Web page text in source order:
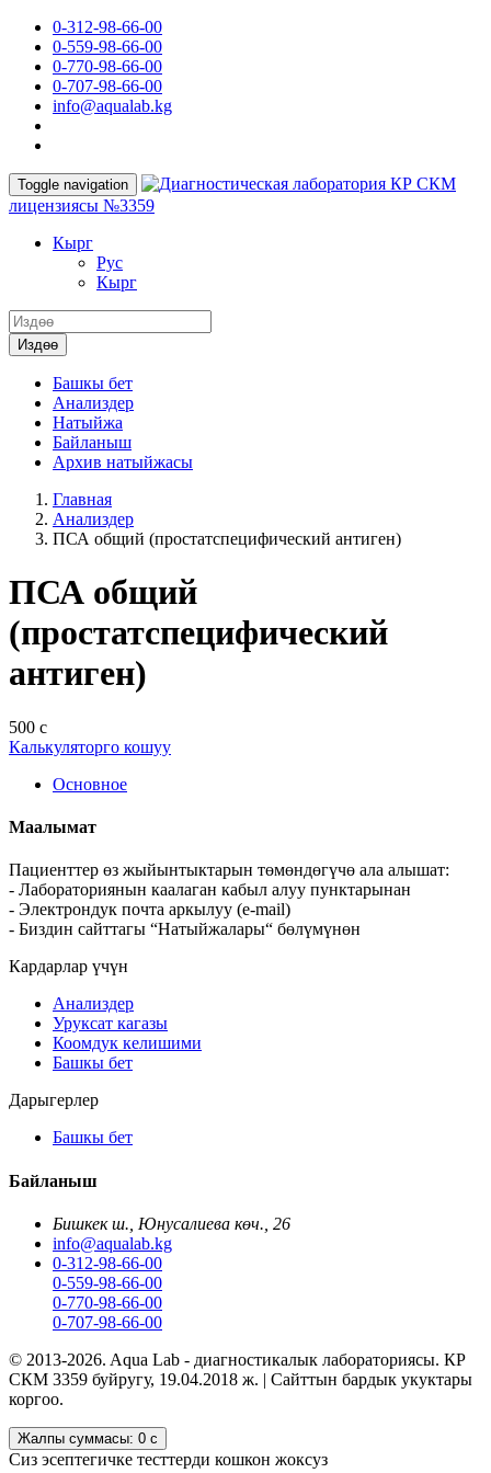
0-312-98-66-00
0-559-98-66-00
0-770-98-66-00
0-707-98-66-00
info@aqualab.kg
Toggle navigation
КР СКМ
лицензиясы №3359
Кырг
Руc
Кырг
Издөө
Башкы бет
Анализдер
Натыйжа
Байланыш
Архив натыйжасы
Главная
Анализдер
ПСА общий (простатспецифический антиген)
ПСА общий
(простатспецифический
антиген)
500 с
Калькуляторго кошуу
Основное
Маалымат
Пациенттер өз жыйынтыктарын төмөндөгүчө ала алышат:
- Лабораториянын каалаган кабыл алуу пунктарынан
- Электрондук почта аркылуу (e-mail)
- Биздин сайттагы “Натыйжалары“ бөлүмүнөн
Кардарлар үчүн
Анализдер
Уруксат кагазы
Коомдук келишими
Башкы бет
Дарыгерлер
Башкы бет
Байланыш
Бишкек ш., Юнусалиева көч., 26
info@aqualab.kg
0-312-98-66-00
0-559-98-66-00
0-770-98-66-00
0-707-98-66-00
© 2013-2026. Aqua Lab - диагностикалык лабораториясы. КР
СКМ 3359 буйругу, 19.04.2018 ж. | Сайттын бардык укуктары
коргоо.
Жалпы суммасы: 0 с
Сиз эсептегичке тесттерди кошкон жоксуз